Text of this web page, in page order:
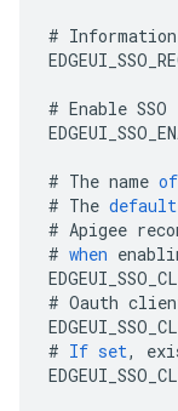
# Information
# Enable SSO
# The name of
# The default
# Apigee
# when
# Oauth
# If set,